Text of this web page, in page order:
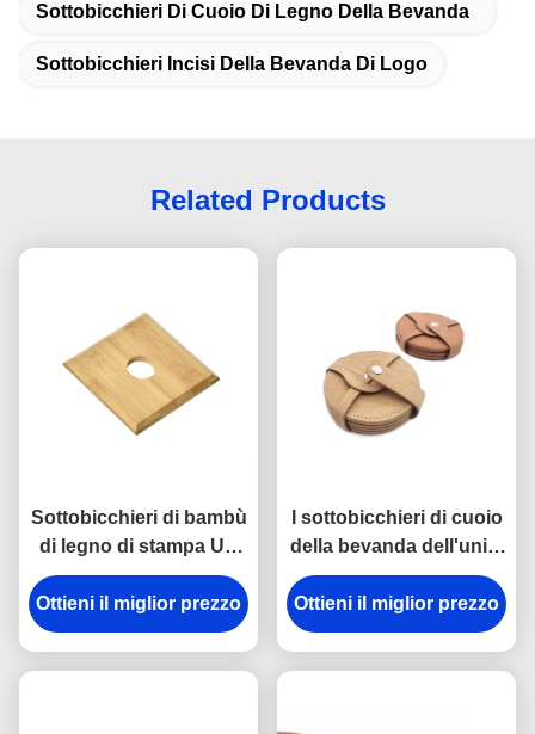
Sottobicchieri Di Cuoio Di Legno Della Bevanda
Sottobicchieri Incisi Della Bevanda Di Logo
Related Products
Sottobicchieri di bambù
di legno di stampa UV
della bevanda dei
sottobicchieri 10x 1cm
del quadrato
Ottieni il miglior prezzo
I sottobicchieri di cuoio
della bevanda dell'unità
di elaborazione hanno
fissato il colore di
Pantone per le tazze ed i
Ottieni il miglior prezzo